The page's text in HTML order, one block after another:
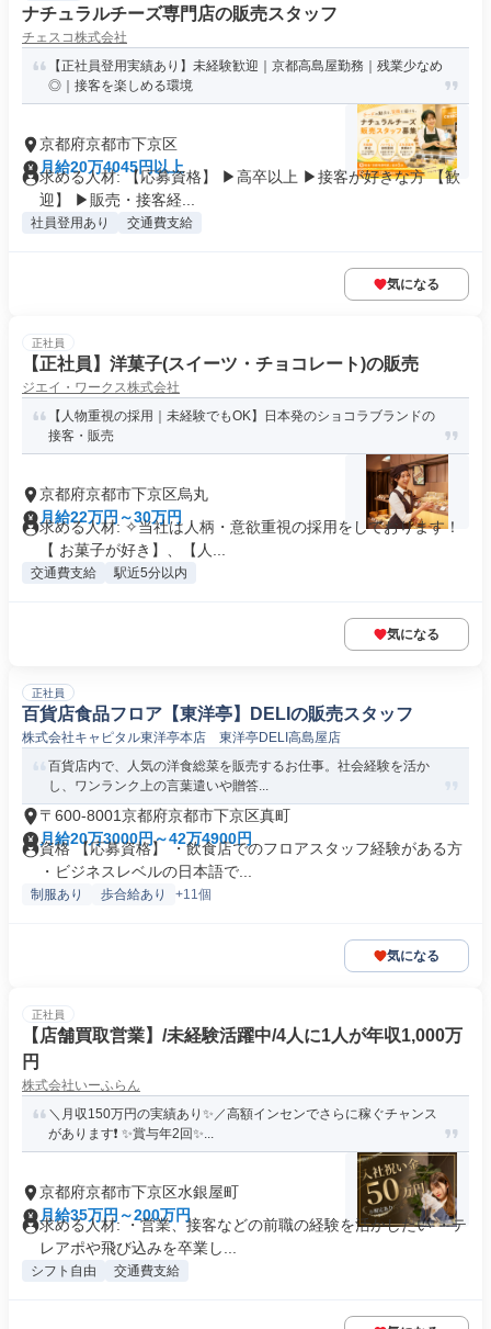
ナチュラルチーズ専門店の販売スタッフ
チェスコ株式会社
【正社員登用実績あり】未経験歓迎｜京都高島屋勤務｜残業少なめ
◎｜接客を楽しめる環境
京都府京都市下京区
月給20万4045円以上
求める人材: 【応募資格】 ▶高卒以上 ▶接客が好きな方 【歓
迎】 ▶販売・接客経...
社員登用あり 交通費支給
気になる
正社員
【正社員】洋菓子(スイーツ・チョコレート)の販売
ジエイ・ワークス株式会社
【人物重視の採用｜未経験でもOK】日本発のショコラブランドの
接客・販売
京都府京都市下京区烏丸
月給22万円～30万円
求める人材: ✧当社は人柄・意欲重視の採用をしております！
【 お菓子が好き】、【人...
交通費支給 駅近5分以内
気になる
正社員
百貨店食品フロア【東洋亭】DELIの販売スタッフ
株式会社キャピタル東洋亭本店 東洋亭DELI高島屋店
百貨店内で、人気の洋食総菜を販売するお仕事。社会経験を活か
し、ワンランク上の言葉遣いや贈答...
〒600-8001京都府京都市下京区真町
月給20万3000円～42万4900円
資格 【応募資格】 ・飲食店でのフロアスタッフ経験がある方
・ビジネスレベルの日本語で...
制服あり 歩合給あり +11個
気になる
正社員
【店舗買取営業】/未経験活躍中/4人に1人が年収1,000万
円
株式会社いーふらん
＼月収150万円の実績あり✨／高額インセンでさらに稼ぐチャンス
があります❗ ✨賞与年2回✨...
京都府京都市下京区水銀屋町
月給35万円～200万円
求める人材: ・営業、接客などの前職の経験を活かしたい ・テ
レアポや飛び込みを卒業し...
シフト自由 交通費支給